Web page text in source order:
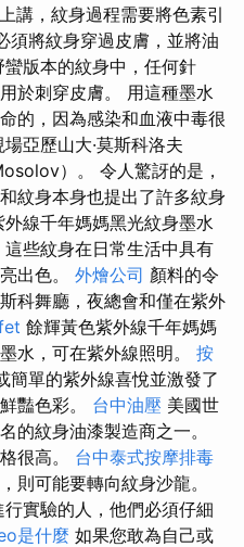
講，紋身過程需要將色素引
須將紋身穿過皮膚，並將油
蠻版本的紋身中，任何針
於刺穿皮膚。 用這種墨水
的，因為感染和血液中毒很
亞歷山大·莫斯科洛夫
）。 令人驚訝的是，
紋身本身也提出了許多紋身
線千年媽媽黑光紋身墨水
些紋身在日常生活中具有
出色。 外燴公司 顏料的令
科舞廳，夜總會和僅在紫外
餘輝黃色紫外線千年媽媽
水，可在紫外線照明。 按
簡單的紫外線喜悅並激發了
豔色彩。 台中油壓 美國世
的紋身油漆製造商之一。
很高。 台中泰式按摩排毒
則可能要轉向紋身沙龍。
實驗的人，他們必須仔細
是什麼 如果您敢為自己或